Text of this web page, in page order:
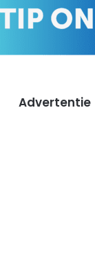
Advertentie